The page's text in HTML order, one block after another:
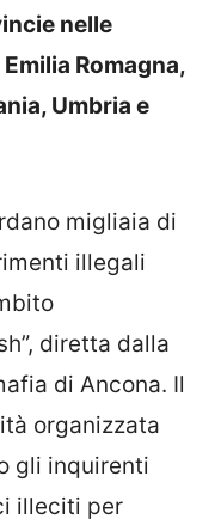
nelle
Romagna,
Umbria e
migliaia di
illegali
diretta dalla
di Ancona. Il
organizzata
gli inquirenti
illeciti per